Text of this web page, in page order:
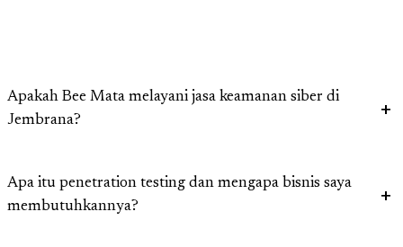
Apakah Bee Mata melayani jasa keamanan siber di
Jembrana?
Apa itu penetration testing dan mengapa bisnis saya
membutuhkannya?